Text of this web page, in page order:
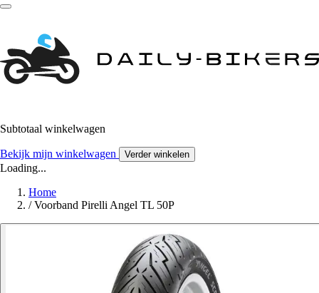
Subtotaal winkelwagen
Bekijk mijn winkelwagen Verder winkelen
Loading...
Home
/ Voorband Pirelli Angel TL 50P